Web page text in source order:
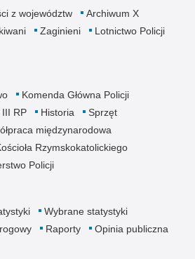
z województw
Archiwum X
Zaginieni
Lotnictwo Policji
Komenda Główna Policji
III RP Historia
Sprzęt
międzynarodowa
Rzymskokatolickiego
Policji
Wybrane statystyki
Raporty Opinia publiczna